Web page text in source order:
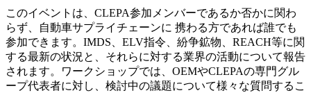
このイベントは、CLEPA参加メンバーであるか否かに関わ
らず、自動車サプライチェーンに 携わる方であれば誰でも
参加できます。IMDS、ELV指令、紛争鉱物、REACH等に関
する最新の状況と、それらに対する業界の活動について報告
されます。ワークショップでは、OEMやCLEPAの専門グル
ープ代表者に対し、検討中の議題について様々な質問するこ